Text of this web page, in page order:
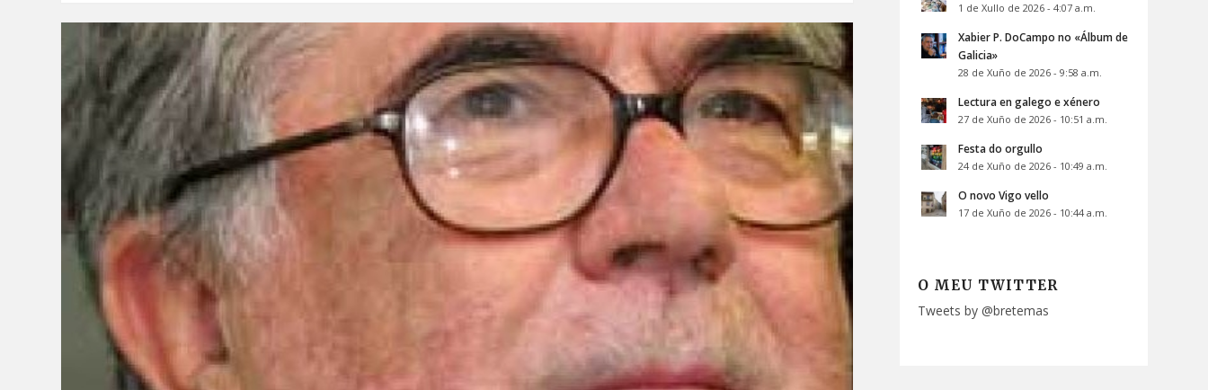
1 de Xullo de 2026 - 4:07 a.m.
Xabier P. DoCampo no «Álbum de
Galicia»
28 de Xuño de 2026 - 9:58 a.m.
Lectura en galego e xénero
27 de Xuño de 2026 - 10:51 a.m.
Festa do orgullo
24 de Xuño de 2026 - 10:49 a.m.
O novo Vigo vello
17 de Xuño de 2026 - 10:44 a.m.
O MEU TWITTER
Tweets by @bretemas